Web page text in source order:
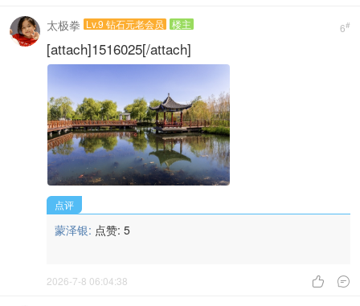
6#
太极拳 Lv.9 钻石元老会员 楼主
[attach]1516025[/attach]
点评
蒙泽银: 点赞: 5
 
2026-7-8 06:04:38